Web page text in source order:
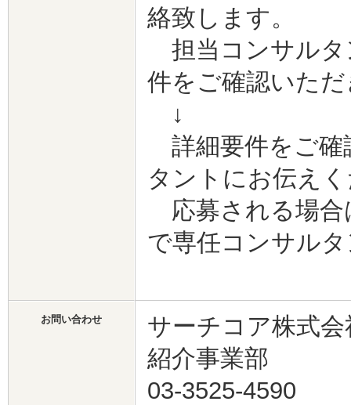
絡致します。
担当コンサルタ
件をご確認いた
↓
詳細要件をご確
タントにお伝え
応募される場合
で専任コンサル
お問い合わせ
サーチコア株式会
紹介事業部
03-3525-4590